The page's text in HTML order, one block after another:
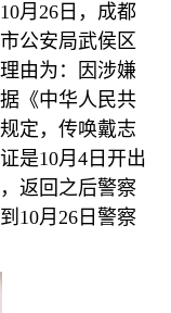
10月 26 日，成都
公安局武侯区
由为：因涉嫌
《中华人民共
定，传唤戴志
是10月 4 日开出
返回之后警察
10月 26 日警察